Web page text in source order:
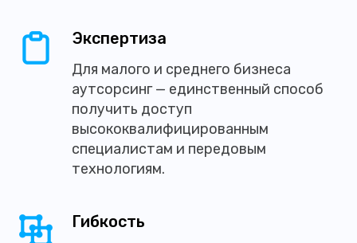
Экспертиза
Для малого и среднего бизнеса
аутсорсинг — единственный способ
получить доступ
высококвалифицированным
специалистам и передовым
технологиям.
Гибкость